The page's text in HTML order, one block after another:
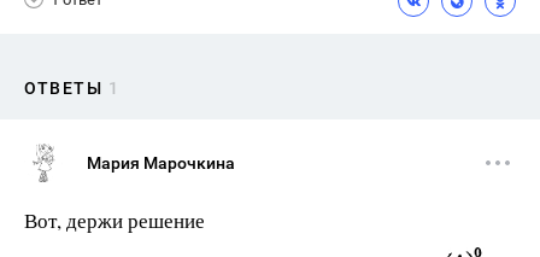
ОТВЕТЫ 1
Мария Марочкина
Вот, держи решение